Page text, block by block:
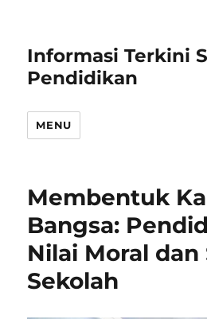
Informasi Terkini
Pendidikan
MENU
Membentuk
Bangsa:
Nilai Moral dan
Sekolah